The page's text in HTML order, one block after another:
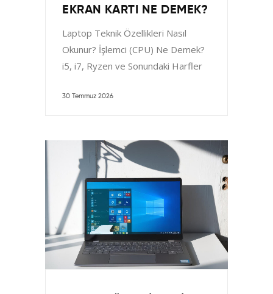
EKRAN KARTI NE DEMEK?
Laptop Teknik Özellikleri Nasıl
Okunur? İşlemci (CPU) Ne Demek?
i5, i7, Ryzen ve Sonundaki Harfler
30 Temmuz 2026